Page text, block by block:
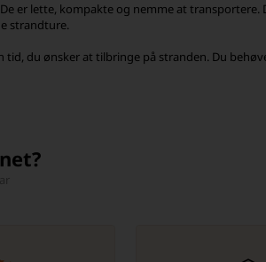
er lette, kompakte og nemme at transportere.
strandture.
du ønsker at tilbringe på stranden. Du